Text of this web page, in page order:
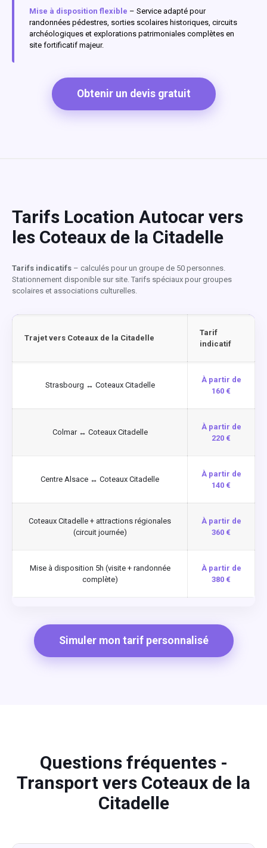
Mise à disposition flexible – Service adapté pour
randonnées pédestres, sorties scolaires historiques, circuits
archéologiques et explorations patrimoniales complètes en
site fortificatif majeur.
Obtenir un devis gratuit
Tarifs Location Autocar vers
les Coteaux de la Citadelle
Tarifs indicatifs – calculés pour un groupe de 50 personnes.
Stationnement disponible sur site. Tarifs spéciaux pour groupes
scolaires et associations culturelles.
Trajet vers Coteaux de la Citadelle
Tarif
indicatif
Strasbourg ↔ Coteaux Citadelle
À partir de
160 €
Colmar ↔ Coteaux Citadelle
À partir de
220 €
Centre Alsace ↔ Coteaux Citadelle
À partir de
140 €
Coteaux Citadelle + attractions régionales
(circuit journée)
À partir de
360 €
Mise à disposition 5h (visite + randonnée
complète)
À partir de
380 €
Simuler mon tarif personnalisé
Questions fréquentes -
Transport vers Coteaux de la
Citadelle